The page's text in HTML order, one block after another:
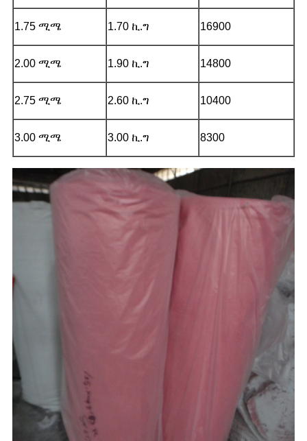
1.75 ሚሜ 1.70 ኪ.ግ 16900
2.00 ሚሜ 1.90 ኪ.ግ 14800
2.75 ሚሜ 2.60 ኪ.ግ 10400
3.00 ሚሜ 3.00 ኪ.ግ 8300